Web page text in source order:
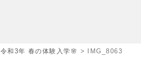
令和3年 春の体験入学🌸 > IMG_8063